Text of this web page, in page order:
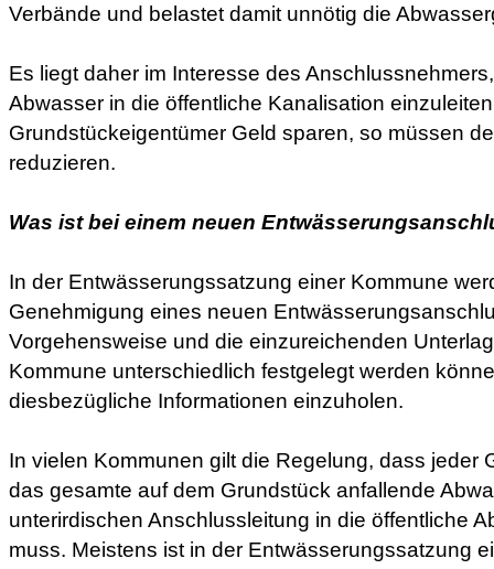
Verbände und belastet damit unnötig die
Es liegt daher im Interesse des
Abwasser in die öffentliche Kanalisation
Grundstückeigentümer Geld sparen, so müssen
reduzieren.
Was ist bei einem neuen
In der Entwässerungssatzung einer Kommune
Genehmigung eines neuen
Vorgehensweise und die einzureichenden
Kommune unterschiedlich festgelegt werden
diesbezügliche Informationen einzuholen.
In vielen Kommunen gilt die Regelung, dass jeder
das gesamte auf dem Grundstück anfallende
unterirdischen Anschlussleitung in die öffentliche
muss. Meistens ist in der Entwässerungssatzung